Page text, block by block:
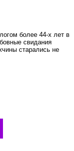
более 44-х лет в
свидания
старались не